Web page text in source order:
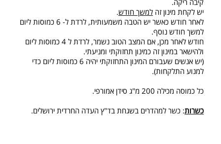
קיבה ריקה.
יש לקחת מינון זה למשך חודש.
לאחר חודש כאשר יש הטבה משמעותית, לרדת ל- 6 כמוסות ליום
למשך חודש נוסף.
חודש לאחר מכן, אם המצב הטוב נשמר, לרדת ל 4 כמוסות ליום
ולהישאר במינון זה כמינון תחזוקתי ומניעתי.
(יש אנשים שעבורם המינון התחזוקתי יהיה 6 כמוסות ליום כדי
למנוע התלקחות).
כל כמוסה מכילה 200 מ"ג סידן אמורפי.
כשרות: כשר למהדרים בשגחת בד"ץ העדה החרדית ירושלים.